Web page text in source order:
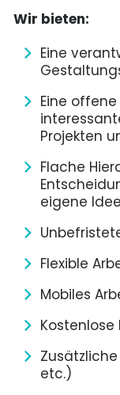
Wir bieten:
Eine
Eine
Projekten
Flache
eigene
Flexible
Mobiles
etc.)